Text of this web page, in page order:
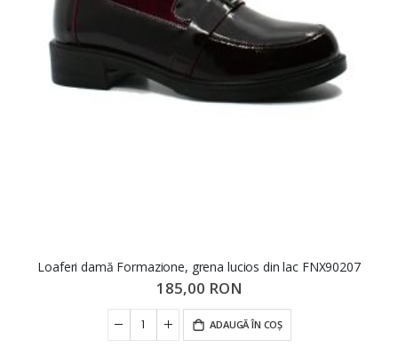
Loaferi damă Formazione, grena lucios din lac FNX90207
185,00 RON
ADAUGĂ ÎN COȘ